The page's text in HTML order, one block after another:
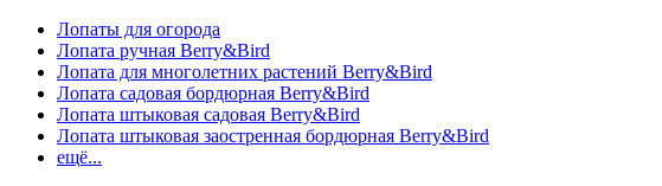
Лопаты для огорода
Лопата ручная Berry&Bird
Лопата для многолетних растений Berry&Bird
Лопата садовая бордюрная Berry&Bird
Лопата штыковая садовая Berry&Bird
Лопата штыковая заостренная бордюрная Berry&Bird
ещё...